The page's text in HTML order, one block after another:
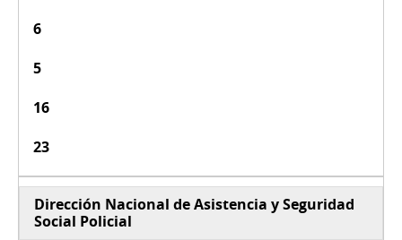
6
5
16
23
Dirección Nacional de Asistencia y Seguridad
Social Policial